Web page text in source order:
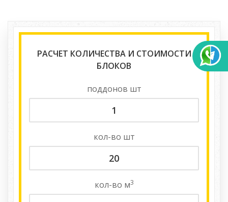
РАСЧЕТ КОЛИЧЕСТВА И СТОИМОСТИ
БЛОКОВ
поддонов шт
кол-во шт
кол-во м3